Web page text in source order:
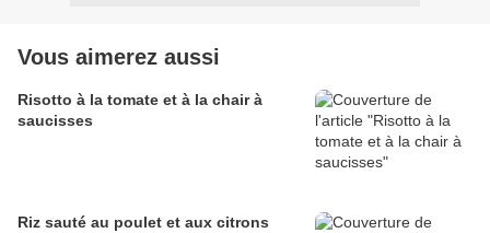
Vous aimerez aussi
Risotto à la tomate et à la chair à
saucisses
Riz sauté au poulet et aux citrons